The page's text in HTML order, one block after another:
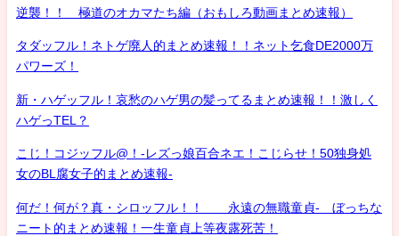
逆襲！！ 極道のオカマたち編（おもしろ動画まとめ速報）
タダッフル！ネトゲ廃人的まとめ速報！！ネット乞食DE2000万
パワーズ！
新・ハゲッフル！哀愁のハゲ男の髪ってるまとめ速報！！激しく
ハゲっTEL？
こじ！コジッフル@！-レズっ娘百合ネエ！こじらせ！50独身処
女のBL腐女子的まとめ速報-
何だ！何が？真・シロッフル！！ 永遠の無職童貞- ぼっちな
ニート的まとめ速報！一生童貞上等夜露死苦！